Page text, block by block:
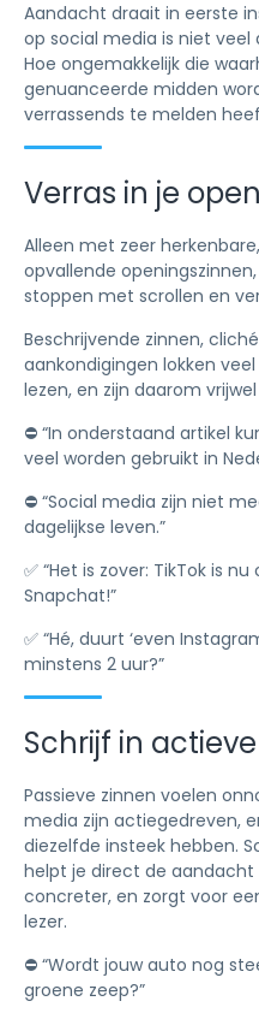
Aandacht draait in eerste
op social media is niet
Hoe ongemakkelijk die
genuanceerde midden
verrassends te melden
Verras in je
Alleen met zeer
opvallende
stoppen met scrollen en
Beschrijvende zinnen,
aankondigingen lokken
lezen, en zijn daarom
⛔️ “In onderstaand artikel
veel worden gebruikt in
⛔️ “Social media zijn niet
dagelijkse leven.”
✅ “Het is zover: TikTok is
Snapchat!”
✅ “Hé, duurt ‘even
minstens 2 uur?”
Schrijf in
Passieve zinnen voelen
media zijn actiegedreven,
diezelfde insteek hebben.
helpt je direct de aandacht
concreter, en zorgt voor
lezer.
⛔️ “Wordt jouw auto nog
groene zeep?”